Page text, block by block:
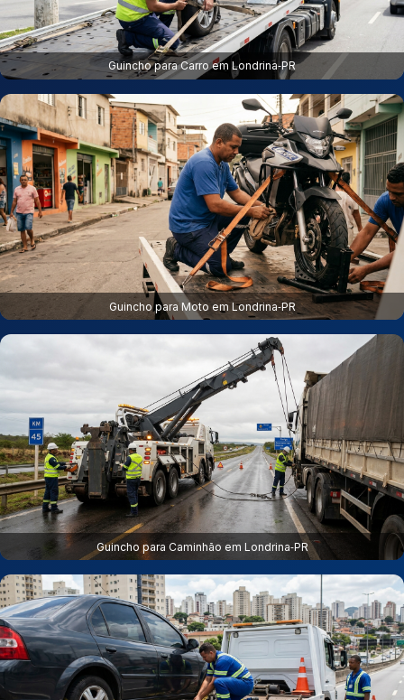
Guincho para Carro em Londrina‑PR
Guincho para Moto em Londrina‑PR
Guincho para Caminhão em Londrina‑PR